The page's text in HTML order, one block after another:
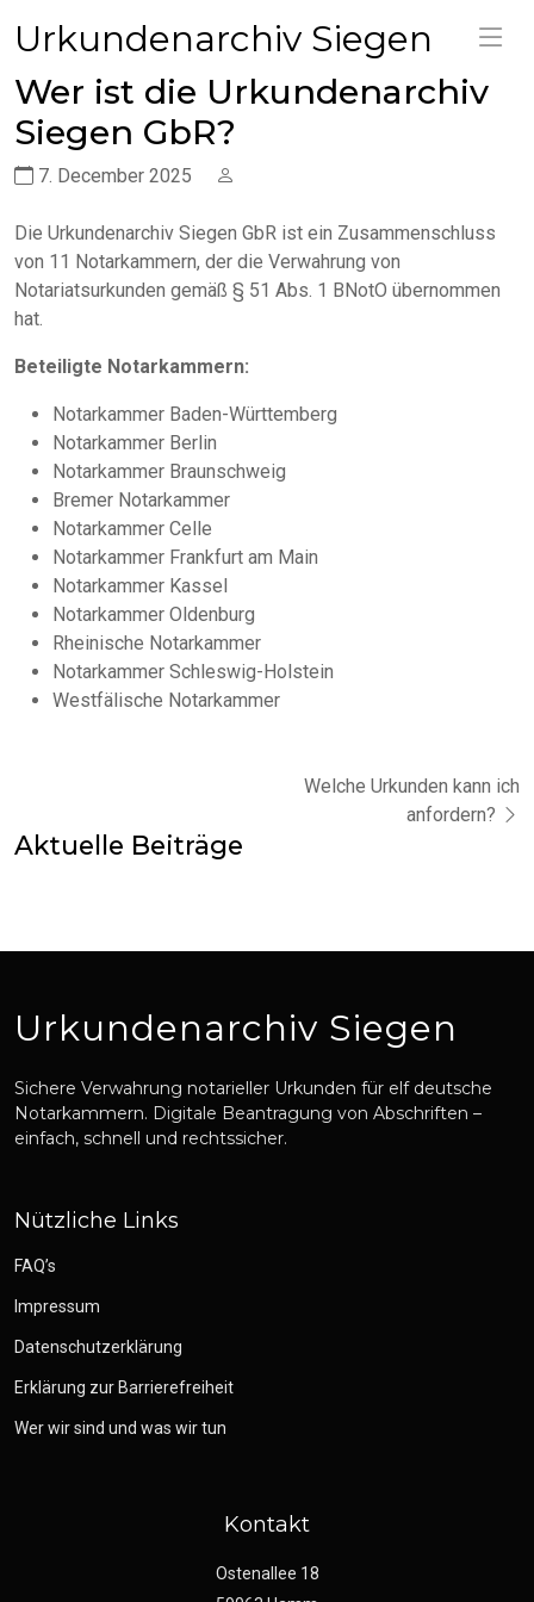
Urkundenarchiv Siegen
Wer ist die Urkundenarchiv
Siegen GbR?
7. December 2025
Die Urkundenarchiv Siegen GbR ist ein Zusammenschluss
von 11 Notarkammern, der die Verwahrung von
Notariatsurkunden gemäß § 51 Abs. 1 BNotO übernommen
hat.
Beteiligte Notarkammern:
Notarkammer Baden-Württemberg
Notarkammer Berlin
Notarkammer Braunschweig
Bremer Notarkammer
Notarkammer Celle
Notarkammer Frankfurt am Main
Notarkammer Kassel
Notarkammer Oldenburg
Rheinische Notarkammer
Notarkammer Schleswig-Holstein
Westfälische Notarkammer
Welche Urkunden kann ich
anfordern?
Aktuelle Beiträge
Urkundenarchiv Siegen
Sichere Verwahrung notarieller Urkunden für elf deutsche
Notarkammern. Digitale Beantragung von Abschriften –
einfach, schnell und rechtssicher.
Nützliche Links
FAQ’s
Impressum
Datenschutzerklärung
Erklärung zur Barrierefreiheit
Wer wir sind und was wir tun
Kontakt
Ostenallee 18